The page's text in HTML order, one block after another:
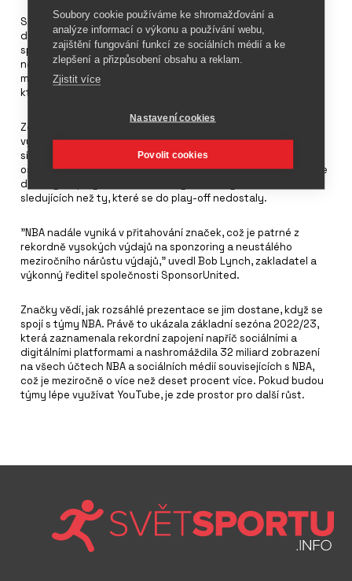
Sponzoring u NBA se zvýšil v sezóně 2022/23 o 100 milionů
dolarů a dosáhl hodnoty 1,4 miliardy dolarů. Počet
sponzorských smluv vzrostl o 3,5 %, celkem se jedná o 2 430
nových smluv. Mezi sponzory je nejvíce zastoupen finanční a
maloobchodní sektor nebo sázkové a loterijní společnosti,
které tvoří téměř polovinu všech sponzorských smluv.
Ze studie, kterou provedla společnost SponsorUnited také
vyplývá, že angažovanost basketbalistů NBA na sociálních
sítích téměř 2,5krát převyšuje průměrnou angažovanost
ostatních profesionálních sportovců. Například týmy, které se
dostaly do play-off, zaznamenaly o 33 % vyšší nárůst
sledujících než ty, které se do play-off nedostaly.
"NBA nadále vyniká v přitahování značek, což je patrné z
rekordně vysokých výdajů na sponzoring a neustálého
meziročního nárůstu výdajů," uvedl Bob Lynch, zakladatel a
výkonný ředitel společnosti SponsorUnited.
Značky vědí, jak rozsáhlé prezentace se jim dostane, když se
spojí s týmy NBA. Právě to ukázala základní sezóna 2022/23,
která zaznamenala rekordní zapojení napříč sociálními a
digitálními platformami a nashromáždila 32 miliard zobrazení
na všech účtech NBA a sociálních médií souvisejících s NBA,
což je meziročně o více než deset procent více. Pokud budou
týmy lépe využívat YouTube, je zde prostor pro další růst.
Soubory cookie používáme ke shromažďování a
analýze informací o výkonu a používání webu,
zajištění fungování funkcí ze sociálních médií a ke
zlepšení a přizpůsobení obsahu a reklam.
Zjistit více
Nastavení cookies
Povolit cookies